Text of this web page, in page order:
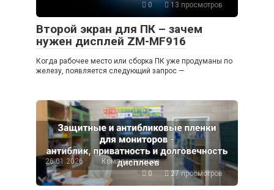
0
13 просмотров
Второй экран для ПК – зачем
нужен дисплей ZM-MF916
Когда рабочее место или сборка ПК уже продуманы по
железу, появляется следующий запрос —
26.01.2026
Комплектующие
0
27 просмотров